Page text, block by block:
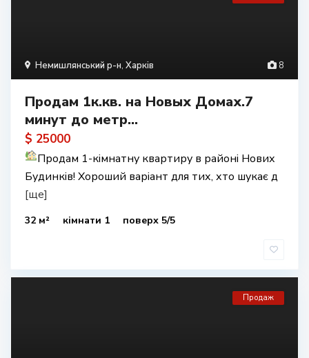
8
Немишлянський р-н, Харків
Продам 1к.кв. на Новых Домах.7
минут до метр...
$ 25000
Продам 1-кімнатну квартиру в районі Нових
Будинків! Хороший варіант для тих, хто шукає д
[ще]
32 м² кімнати 1 поверх 5/5
Продаж